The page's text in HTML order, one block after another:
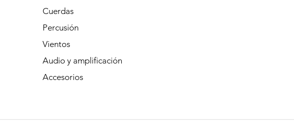
Cuerdas
Percusión
Vientos
Audio y amplificación
Accesorios